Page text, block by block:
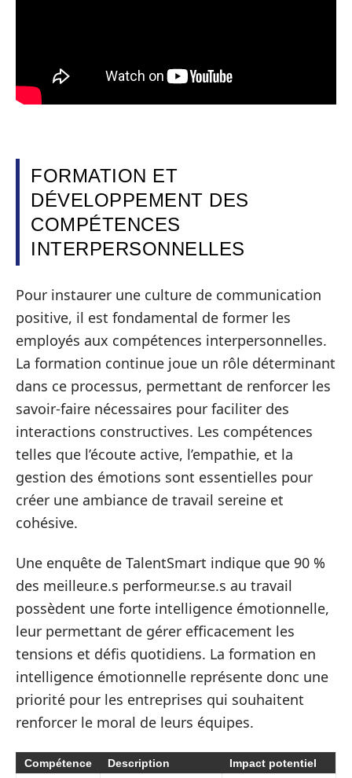
FORMATION ET
DÉVELOPPEMENT DES
COMPÉTENCES
INTERPERSONNELLES
Pour instaurer une culture de communication
positive, il est fondamental de former les
employés aux compétences interpersonnelles.
La formation continue joue un rôle déterminant
dans ce processus, permettant de renforcer les
savoir-faire nécessaires pour faciliter des
interactions constructives. Les compétences
telles que l’écoute active, l’empathie, et la
gestion des émotions sont essentielles pour
créer une ambiance de travail sereine et
cohésive.
Une enquête de TalentSmart indique que 90 %
des meilleur.e.s performeur.se.s au travail
possèdent une forte intelligence émotionnelle,
leur permettant de gérer efficacement les
tensions et défis quotidiens. La formation en
intelligence émotionnelle représente donc une
priorité pour les entreprises qui souhaitent
renforcer le moral de leurs équipes.
Compétence Description Impact potentiel